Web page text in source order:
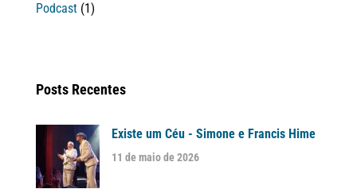
Podcast (1)
Posts Recentes
Existe um Céu - Simone e Francis Hime
11 de maio de 2026